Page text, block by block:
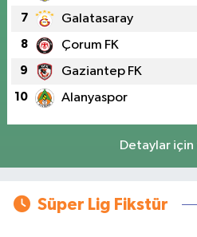
7 Galatasaray
8 Çorum FK
9 Gaziantep FK
10 Alanyaspor
Detaylar için
Süper Lig Fikstür